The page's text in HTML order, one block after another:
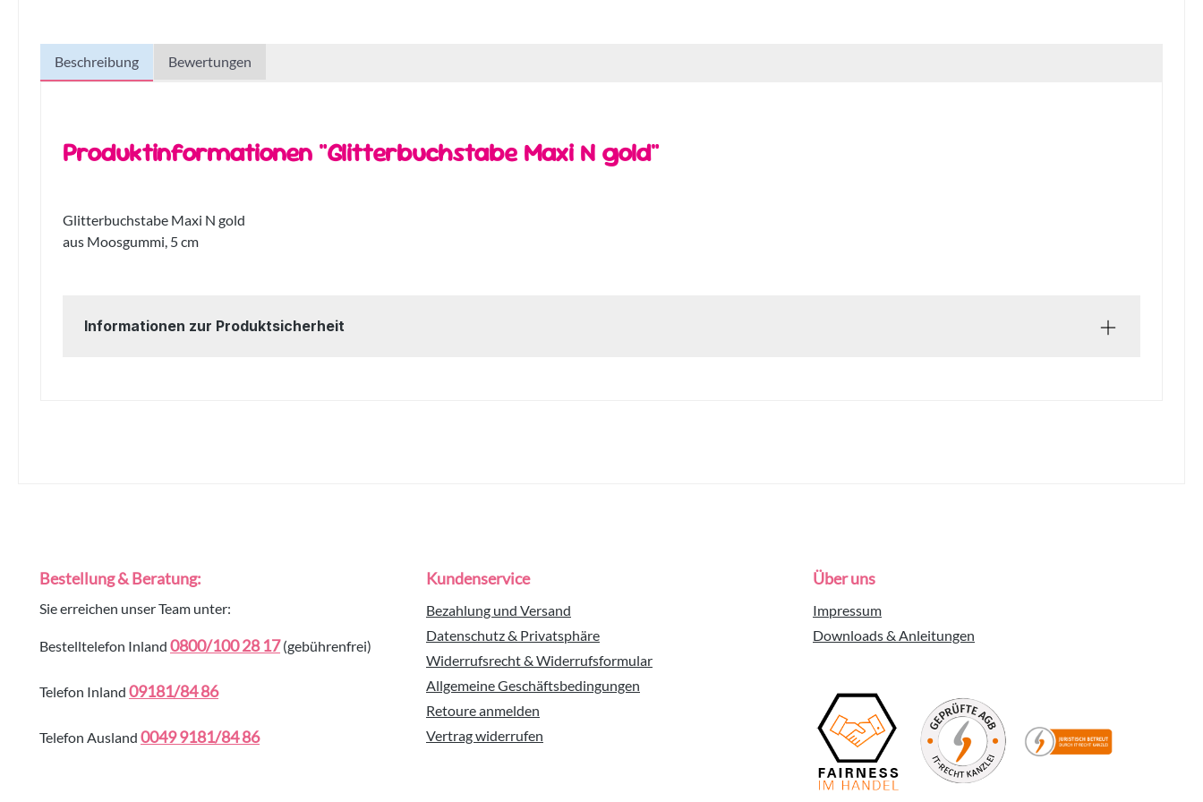
Beschreibung Bewertungen
Produktinformationen "Glitterbuchstabe Maxi N gold"
Glitterbuchstabe Maxi N gold
aus Moosgummi, 5 cm
Informationen zur Produktsicherheit
Bestellung & Beratung:
Sie erreichen unser Team unter:
Bestelltelefon Inland 0800/100 28 17(gebührenfrei)
Telefon Inland 09181/84 86
Telefon Ausland 0049 9181/84 86
Kundenservice
Bezahlung und Versand
Datenschutz & Privatsphäre
Widerrufsrecht & Widerrufsformular
Allgemeine Geschäftsbedingungen
Retoure anmelden
Vertrag widerrufen
Über uns
Impressum
Downloads & Anleitungen